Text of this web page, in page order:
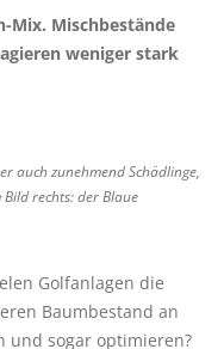
Mix. Mischbestände
weniger stark
auch zunehmend Schädlinge,
rechts: der Blaue
Golfanlagen die
Baumbestand an
und sogar optimieren?